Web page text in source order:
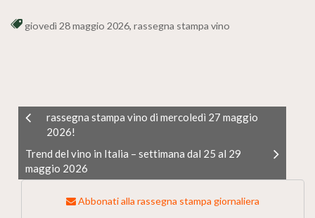
giovedì 28 maggio 2026, rassegna stampa vino
rassegna stampa vino di mercoledì 27 maggio
2026!
Trend del vino in Italia – settimana dal 25 al 29
maggio 2026
Abbonati alla rassegna stampa giornaliera